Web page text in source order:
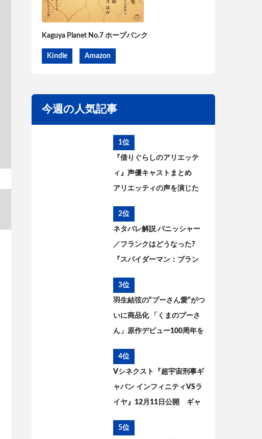
Kaguya Planet No.7 ホープパンク
Kindle Amazon
今週の人気記事
1位
『借りぐらしのアリエッテ
ィ』声優キャストまとめ
アリエッティの声を演じた
2位
ネタバレ解説 パニッシャー
／フランクはどうなった?
『スパイダーマン：ブラン
までを考察
3位
羽生結弦の“プーさん愛”がつ
いに商品化 「くまのプーさ
ん」原作デビュー100周年を
4位
Vシネクスト『超宇宙刑事ギ
ャバン インフィニティVSラ
イヤ』12月11日公開 ギャ
5位